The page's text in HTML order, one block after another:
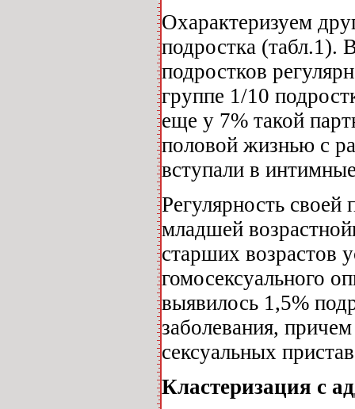
Охарактеризуем
подростка (табл.1).
подростков
группе 1/10
еще у 7% такой
половой жизнью с
вступали в
Регулярность
младшей
старших возрастов
гомосексуального
выявилось 1,5%
заболевания,
сексуальных
Кластеризация с